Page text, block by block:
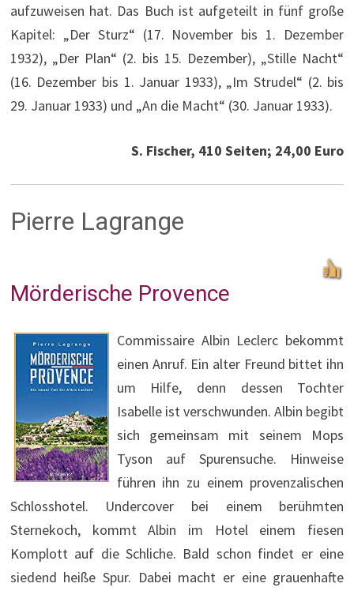
aufzuweisen hat. Das Buch ist aufgeteilt in fünf große
Kapitel: „Der Sturz“ (17. November bis 1. Dezember
1932), „Der Plan“ (2. bis 15. Dezember), „Stille Nacht“
(16. Dezember bis 1. Januar 1933), „Im Strudel“ (2. bis
29. Januar 1933) und „An die Macht“ (30. Januar 1933).
S. Fischer, 410 Seiten; 24,00 Euro
Pierre Lagrange
Mörderische Provence
Commissaire Albin Leclerc bekommt
einen Anruf. Ein alter Freund bittet ihn
um Hilfe, denn dessen Tochter
Isabelle ist verschwunden. Albin begibt
sich gemeinsam mit seinem Mops
Tyson auf Spurensuche. Hinweise
führen ihn zu einem provenzalischen
Schlosshotel. Undercover bei einem berühmten
Sternekoch, kommt Albin im Hotel einem fiesen
Komplott auf die Schliche. Bald schon findet er eine
siedend heiße Spur. Dabei macht er eine grauenhafte